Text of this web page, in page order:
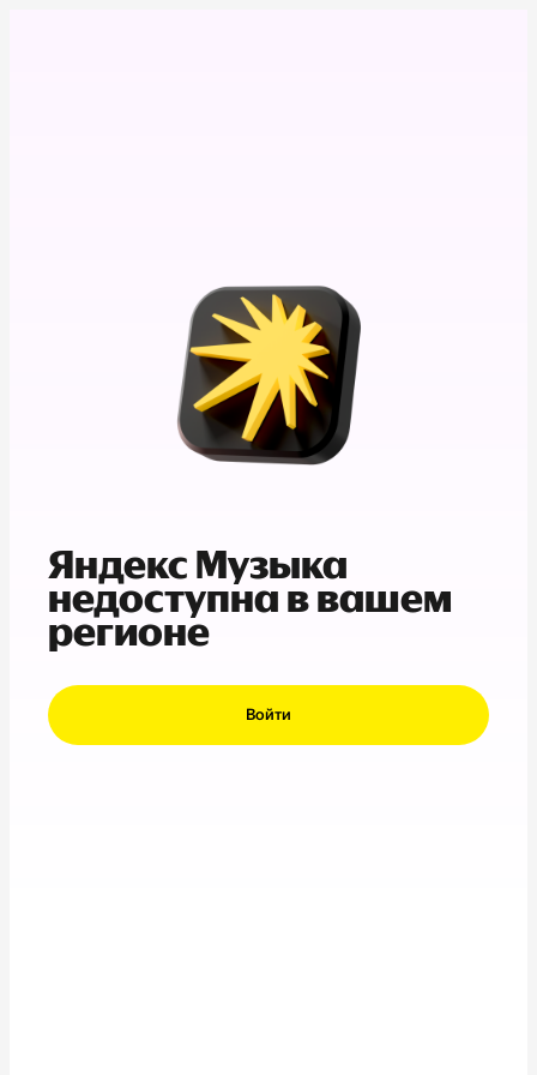
Яндекс Музыка
недоступна в вашем
регионе
Войти